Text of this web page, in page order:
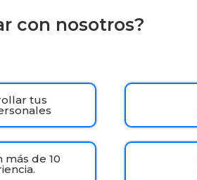
con nosotros?
tus
más de 10